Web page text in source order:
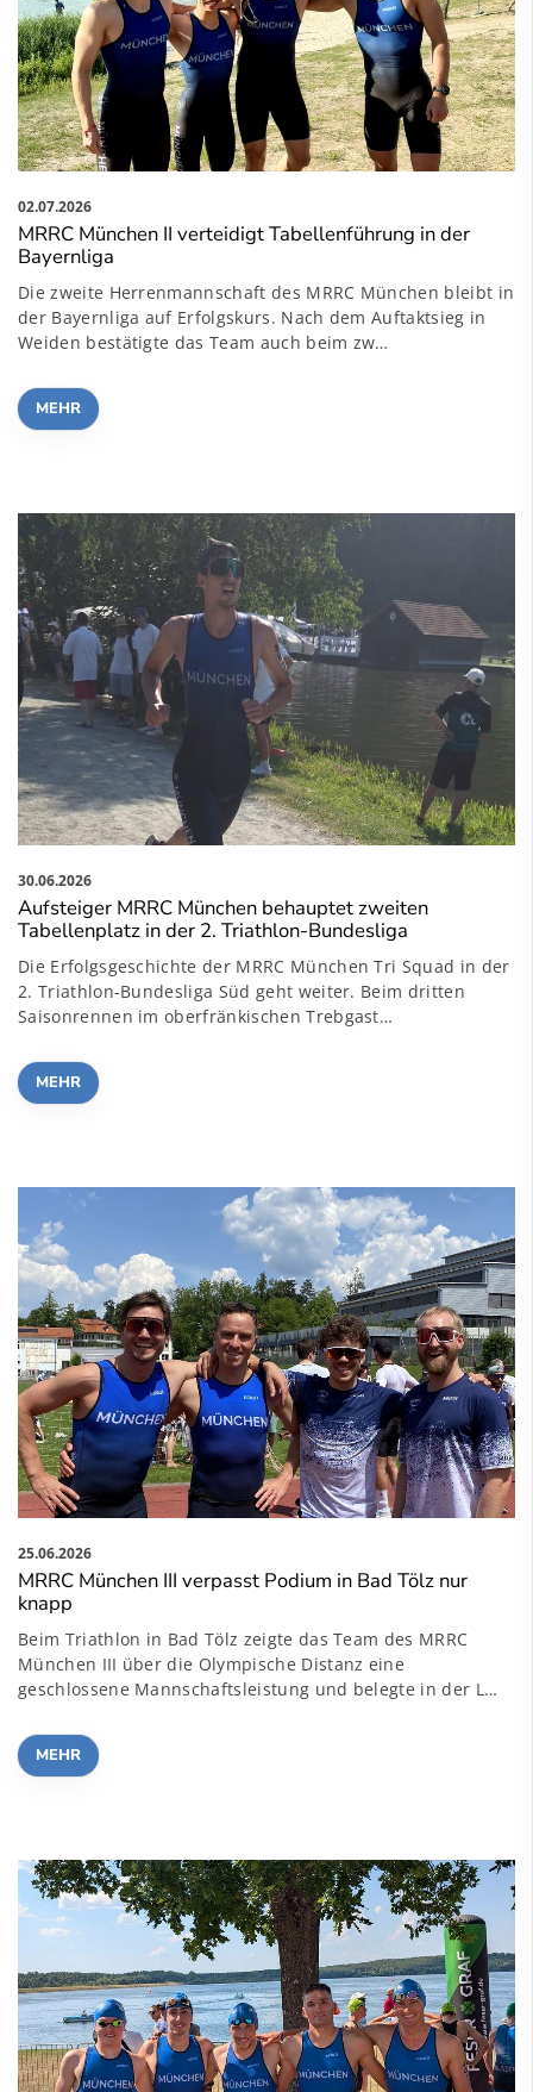
02.07.2026
MRRC München II verteidigt Tabellenführung in der
Bayernliga
Die zweite Herrenmannschaft des MRRC München bleibt in
der Bayernliga auf Erfolgskurs. Nach dem Auftaktsieg in
Weiden bestätigte das Team auch beim zw…
MEHR
30.06.2026
Aufsteiger MRRC München behauptet zweiten
Tabellenplatz in der 2. Triathlon-Bundesliga
Die Erfolgsgeschichte der MRRC München Tri Squad in der
2. Triathlon-Bundesliga Süd geht weiter. Beim dritten
Saisonrennen im oberfränkischen Trebgast…
MEHR
25.06.2026
MRRC München III verpasst Podium in Bad Tölz nur
knapp
Beim Triathlon in Bad Tölz zeigte das Team des MRRC
München III über die Olympische Distanz eine
geschlossene Mannschaftsleistung und belegte in der L…
MEHR